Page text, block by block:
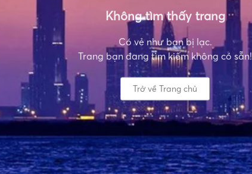
Không tìm thấy trang
Có vẻ như bạn bị lạc.
Trang bạn đang tìm kiếm không có sẵn!
Trở về Trang chủ